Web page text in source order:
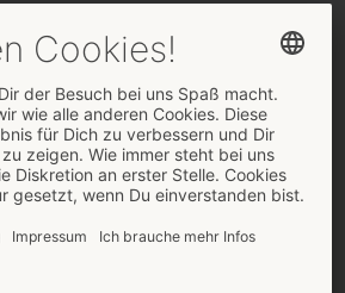
lernten die Bloggerinnen
die Wiege der Erotik und des
Beim ersten gemeinsamen
von ORION warfen die
Blick hinter die Kulissen des
Tag ihres Flensburg-